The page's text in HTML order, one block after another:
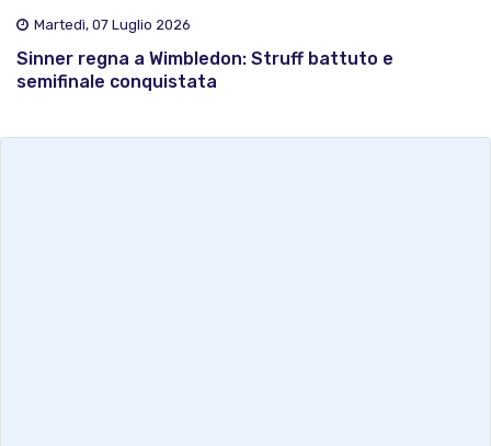
Martedì, 07 Luglio 2026
Sinner regna a Wimbledon: Struff battuto e
semifinale conquistata